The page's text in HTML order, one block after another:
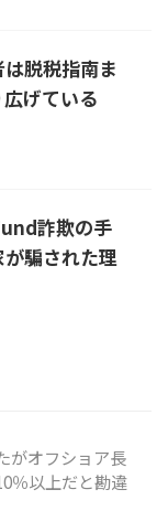
脱税指南ま
げている
詐欺の手
騙された理
がオフショア長
％以上だと勘違